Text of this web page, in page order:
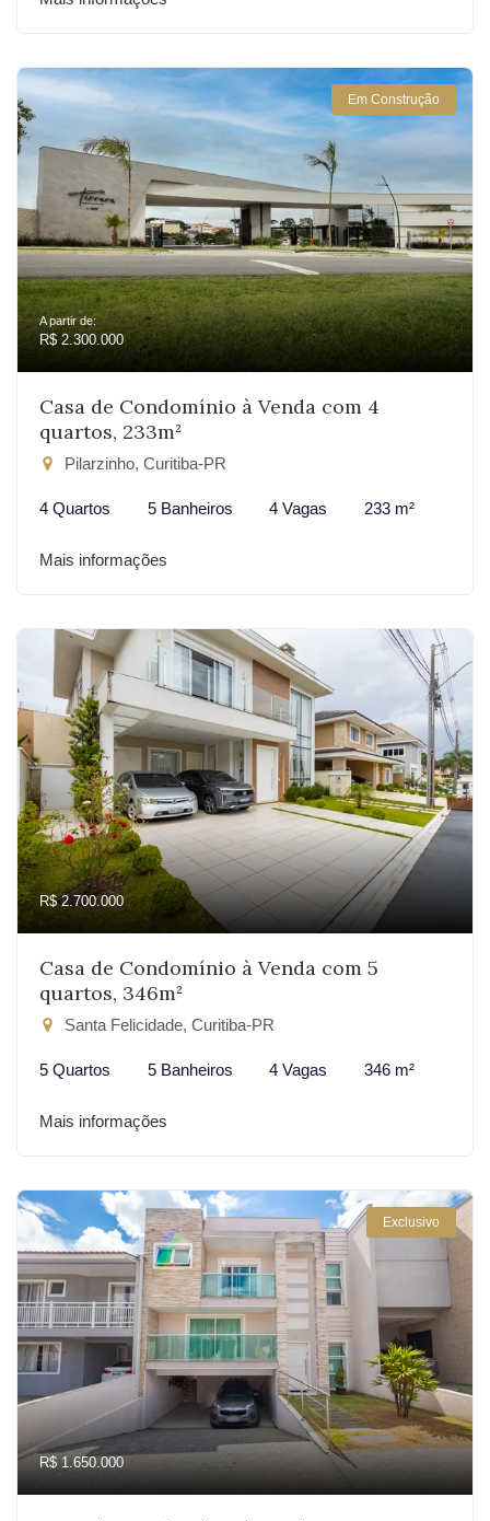
Em Construção
A partir de:
R$ 2.300.000
Casa de Condomínio à Venda com 4
quartos, 233m²
Pilarzinho, Curitiba-PR
4 Quartos 5 Banheiros 4 Vagas 233 m²
Mais informações
R$ 2.700.000
Casa de Condomínio à Venda com 5
quartos, 346m²
Santa Felicidade, Curitiba-PR
5 Quartos 5 Banheiros 4 Vagas 346 m²
Mais informações
Exclusivo
R$ 1.650.000